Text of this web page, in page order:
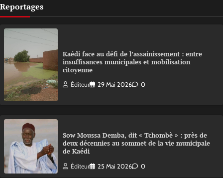
Reportages
Kaédi face au défi de l’assainissement : entre
insuffisances municipales et mobilisation
citoyenne
Éditeur 29 Mai 2026 0
Sow Moussa Demba, dit « Tchombè » : près de
deux décennies au sommet de la vie municipale
de Kaédi
Éditeur 25 Mai 2026 0